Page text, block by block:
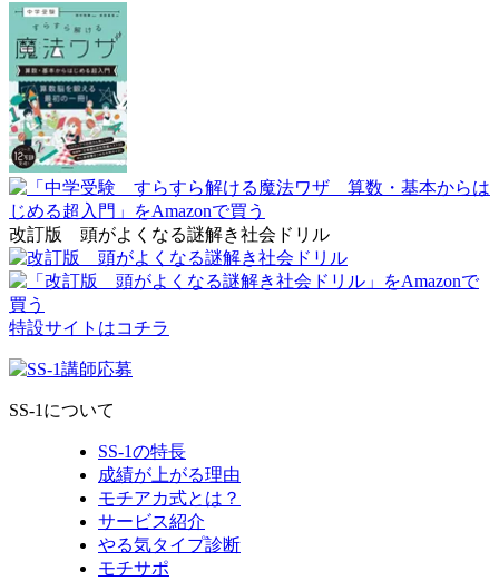
改訂版 頭がよくなる謎解き社会ドリル
特設サイトはコチラ
SS-1について
SS-1の特長
成績が上がる理由
モチアカ式とは？
サービス紹介
やる気タイプ診断
モチサポ